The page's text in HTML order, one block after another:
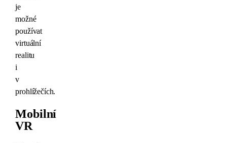
je
možné
používat
virtuální
realitu
i
v
prohlížečích.
Mobilní
VR